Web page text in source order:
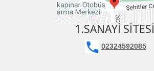
1.SANAYI SITESI
02324592085